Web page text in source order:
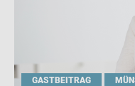
GASTBEITRAG